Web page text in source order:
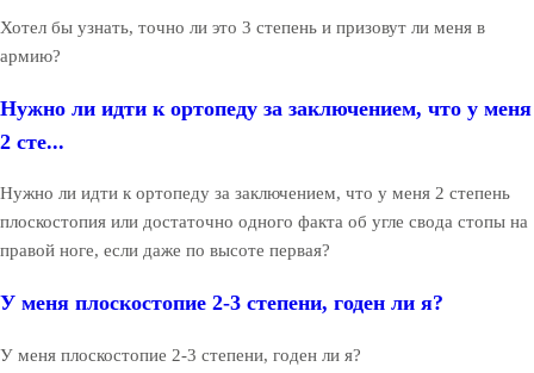
Хотел бы узнать, точно ли это 3 степень и призовут ли меня в
армию?
Нужно ли идти к ортопеду за заключением, что у меня
2 сте...
Нужно ли идти к ортопеду за заключением, что у меня 2 степень
плоскостопия или достаточно одного факта об угле свода стопы на
правой ноге, если даже по высоте первая?
У меня плоскостопие 2-3 степени, годен ли я?
У меня плоскостопие 2-3 степени, годен ли я?